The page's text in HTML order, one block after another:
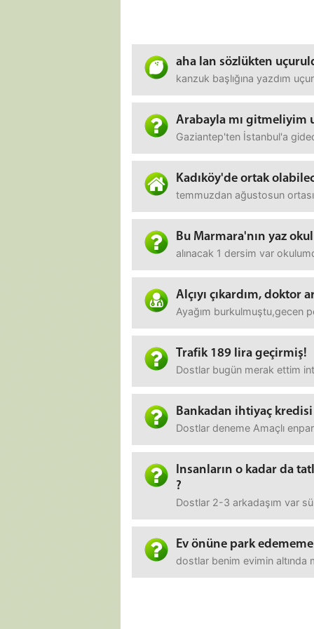
aha lan sözlükten
kanzuk başlığına yazdım
Arabayla mı gitmeliyim
Gaziantep'ten İstanbul'a
Kadıköy'de ortak
temmuzdan ağustosun
Bu Marmara'nın yaz
alınacak 1 dersim var
Alçıyı çıkardım, doktor
Ayağım burkulmuştu,gecen
Trafik 189 lira geçirmiş!
Dostlar bugün merak ettim
Bankadan ihtiyaç
Dostlar deneme Amaçlı
Insanların o kadar da
?
Dostlar 2-3 arkadaşım var
Ev önüne park
dostlar benim evimin altında